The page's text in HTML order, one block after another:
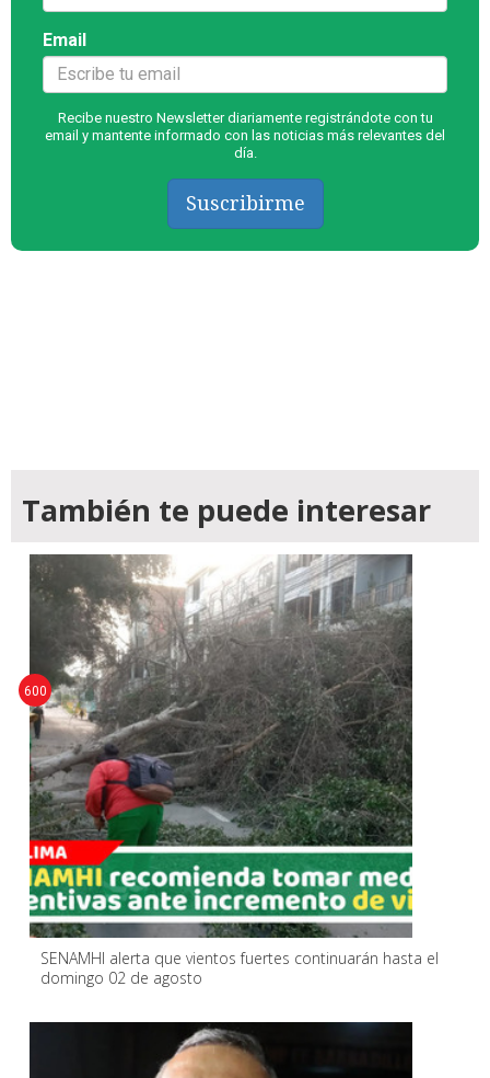
Email
Recibe nuestro Newsletter diariamente registrándote con tu
email y mantente informado con las noticias más relevantes del
día.
Suscribirme
También te puede interesar
SENAMHI alerta que vientos fuertes continuarán hasta el
domingo 02 de agosto
600